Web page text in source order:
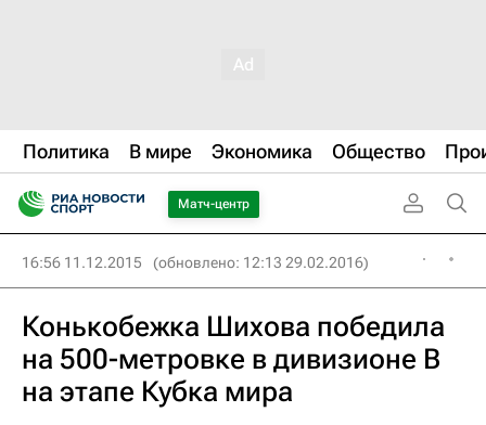
Политика В мире Экономика Общество
Матч-центр
16:56 11.12.2015 (обновлено: 12:13 29.02.2016)
Конькобежка Шихова победила
на 500-метровке в дивизионе B
на этапе Кубка мира